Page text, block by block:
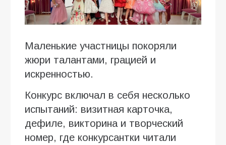
Маленькие участницы покоряли
жюри талантами, грацией и
искренностью.
Конкурс включал в себя несколько
испытаний: визитная карточка,
дефиле, викторина и творческий
номер, где конкурсантки читали